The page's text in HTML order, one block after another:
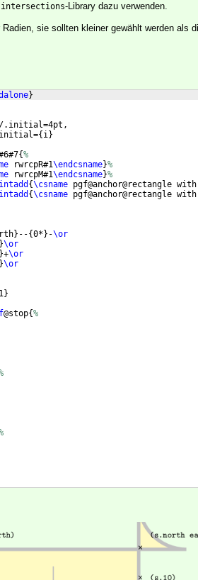
intersections-Library dazu verwenden.
sie sollten kleiner gewählt werden als
}
{ i}
{%
rwrcpR#1\endcsname}%
rwrcpM#1\endcsname}%
{\csname pgf@anchor@rectangle with
{\csname pgf@anchor@rectangle with
} --{0* } -\or
}\or
}+\or
}\or
}
@stop{%